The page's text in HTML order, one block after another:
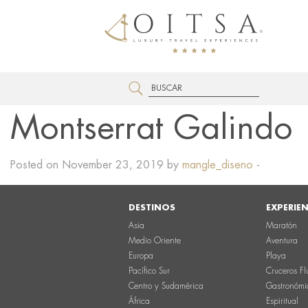
Montserrat Galindo
Posted on November 23, 2019 by mangle_diseno -
DESTINOS
Asia
Medio Oriente
Europa
Pacífico Sur
Centro y Sudamérica
África
Maratón
Aventura
Playa
Cruceros
Espiritual